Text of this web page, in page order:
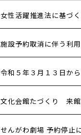
女性活躍推進法に基づ
施設予約取消に伴う利
令和５年３月１３日か
文化会館たづくり 来
せんがわ劇場 予約停止